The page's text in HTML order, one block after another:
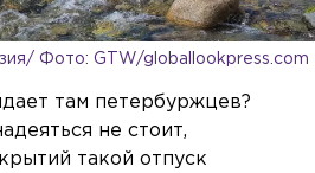
Фото: GTW/globallookpress.com
там петербуржцев?
не стоит,
такой отпуск